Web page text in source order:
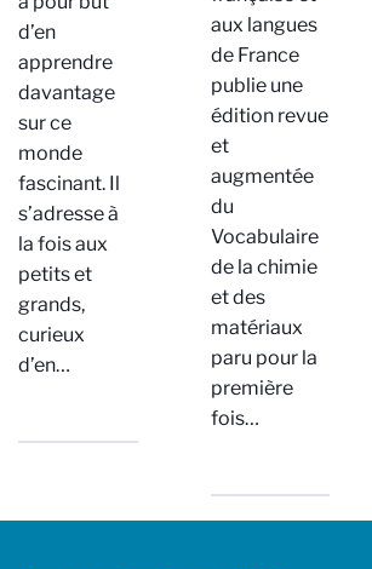
d’en
apprendre
davantage
sur ce
monde
fascinant. Il
s’adresse à
la fois aux
petits et
grands,
curieux
d’en…
aux langues
de France
publie une
édition revue
et
augmentée
du
Vocabulaire
de la chimie
et des
matériaux
paru pour la
première
fois…